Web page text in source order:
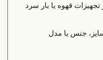
قهوه یا بار سرد
جنس یا مدل